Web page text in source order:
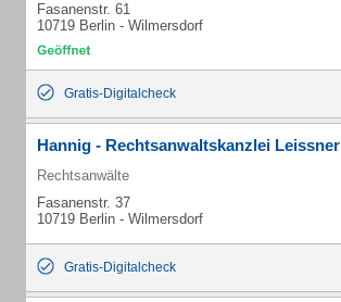
Fasanenstr. 61
10719 Berlin - Wilmersdorf
Gratis-Digitalcheck
Hannig - Rechtsanwaltskanzlei Leissner
Rechtsanwälte
Fasanenstr. 37
10719 Berlin - Wilmersdorf
Gratis-Digitalcheck